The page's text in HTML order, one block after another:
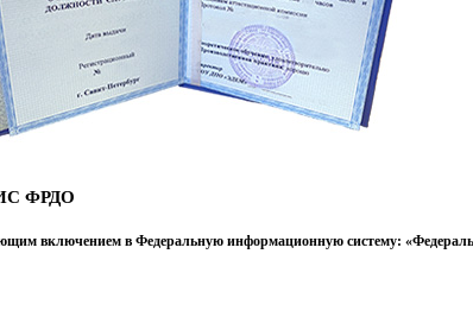
ФРДО
включением в Федеральную информационную систему: